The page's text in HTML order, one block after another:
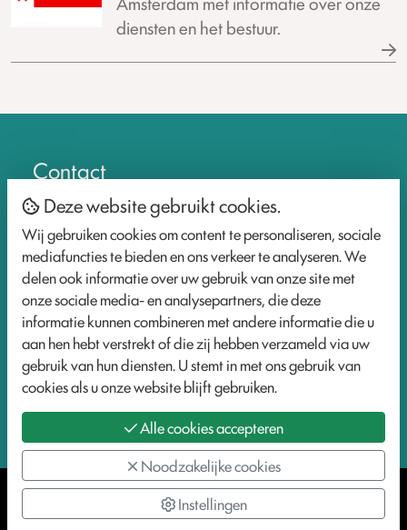
diensten en het bestuur.
Contact
info@participatiepraktijk.nl
www.participatiepraktijk.nl
Socials
LinkedIn
2026 De Participatiepraktijk
Cookie Policy
Webdesign:XD designers
Deze website gebruikt cookies.
Wij gebruiken cookies om content te personaliseren, sociale
mediafuncties te bieden en ons verkeer te analyseren. We
delen ook informatie over uw gebruik van onze site met
onze sociale media- en analysepartners, die deze
informatie kunnen combineren met andere informatie die u
aan hen hebt verstrekt of die zij hebben verzameld via uw
gebruik van hun diensten. U stemt in met ons gebruik van
cookies als u onze website blijft gebruiken.
Alle cookies accepteren
Noodzakelijke cookies
Instellingen